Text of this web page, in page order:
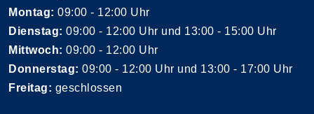
Montag: 09:00 - 12:00 Uhr
Dienstag: 09:00 - 12:00 Uhr und 13:00 - 15:00 Uhr
Mittwoch: 09:00 - 12:00 Uhr
Donnerstag: 09:00 - 12:00 Uhr und 13:00 - 17:00 Uhr
Freitag: geschlossen